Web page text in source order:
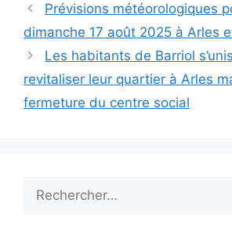
Prévisions météorologiques
dimanche 17 août 2025 à Arles
Les habitants de Barriol
revitaliser leur quartier à Arles
fermeture du centre social
Rechercher :